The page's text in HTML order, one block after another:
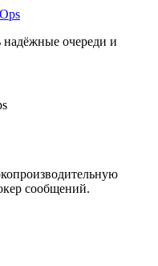
надёжные очереди и
сообщений.